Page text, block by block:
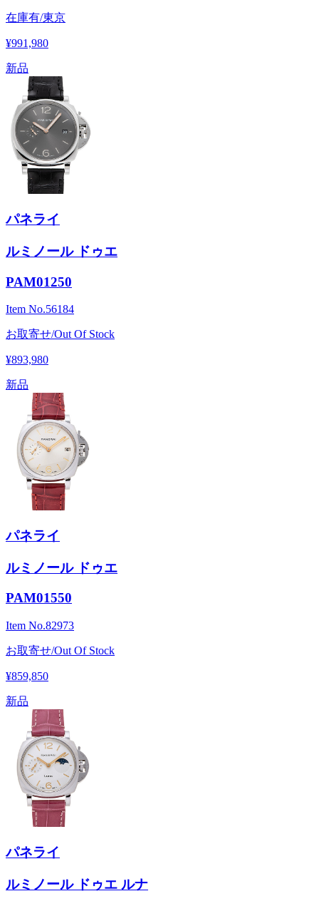
在庫有/東京
¥991,980
新品
パネライ
ルミノール ドゥエ
PAM01250
Item No.56184
お取寄せ/Out Of Stock
¥893,980
新品
パネライ
ルミノール ドゥエ
PAM01550
Item No.82973
お取寄せ/Out Of Stock
¥859,850
新品
パネライ
ルミノール ドゥエ ルナ